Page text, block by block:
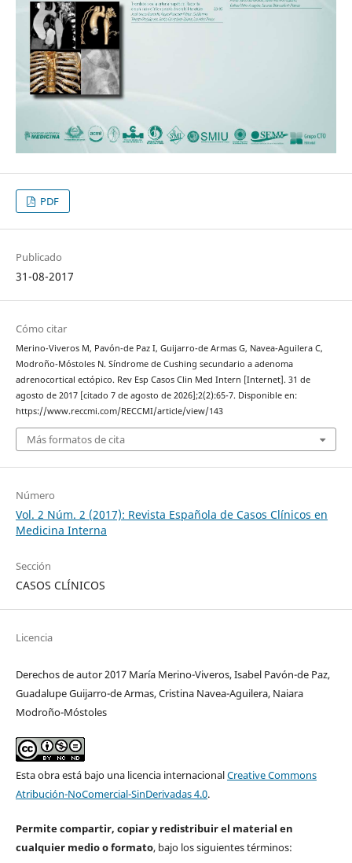
PDF
Publicado
31-08-2017
Cómo citar
Merino-Viveros M, Pavón-de Paz I, Guijarro-de Armas G, Navea-Aguilera C,
Modroño-Móstoles N. Síndrome de Cushing secundario a adenoma
adrenocortical ectópico. Rev Esp Casos Clin Med Intern [Internet]. 31 de
agosto de 2017 [citado 7 de agosto de 2026];2(2):65-7. Disponible en:
https://www.reccmi.com/RECCMI/article/view/143
Más formatos de cita
Número
Vol. 2 Núm. 2 (2017): Revista Española de Casos Clínicos en
Medicina Interna
Sección
CASOS CLÍNICOS
Licencia
Derechos de autor 2017 María Merino-Viveros, Isabel Pavón-de Paz,
Guadalupe Guijarro-de Armas, Cristina Navea-Aguilera, Naiara
Modroño-Móstoles
Esta obra está bajo una licencia internacionalCreative Commons
Atribución-NoComercial-SinDerivadas 4.0.
Permite compartir, copiar y redistribuir el material en
cualquier medio o formato, bajo los siguientes términos: